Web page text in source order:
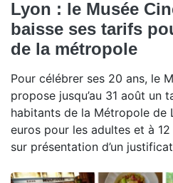
Lyon : le Musée
baisse ses tarifs
de la métropole
Pour célébrer ses 20 ans, le
propose jusqu’au 31 août un
habitants de la Métropole de
euros pour les adultes et à
sur présentation d’un